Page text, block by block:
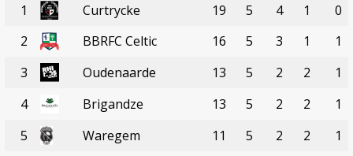
1
Curtrycke 19 5 4 1
0
2
BBRFC Celtic 16 5 3 1
1
3
Oudenaarde 13 5 2 2
1
4
Brigandze 13 5 2 2
1
5
Waregem 11 5 2 2
1